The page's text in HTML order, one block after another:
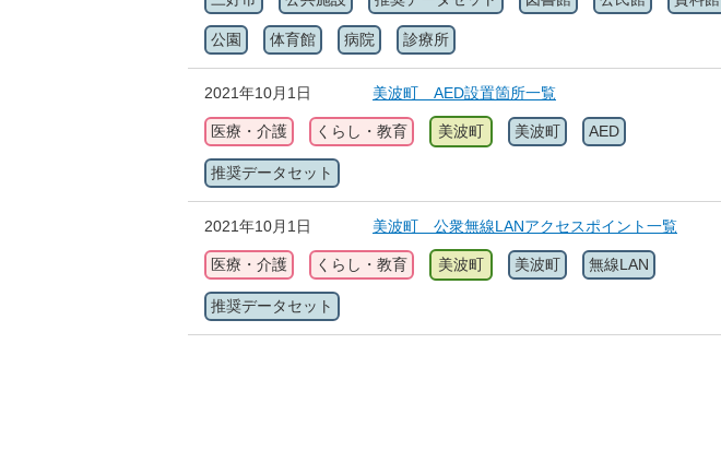
公園 体育館 病院 診療所
2021年10月1日 美波町 AED設置箇所一覧
医療・介護 くらし・教育 美波町 美波町 AED
推奨データセット
2021年10月1日 美波町 公衆無線LANアクセスポイント一覧
医療・介護 くらし・教育 美波町 美波町 無線LAN
推奨データセット